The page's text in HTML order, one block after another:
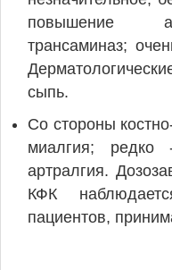
повышение
трансаминаз;
сыпь.
Со стороны
миалгия; редко
артралгия.
КФК
пациентов,